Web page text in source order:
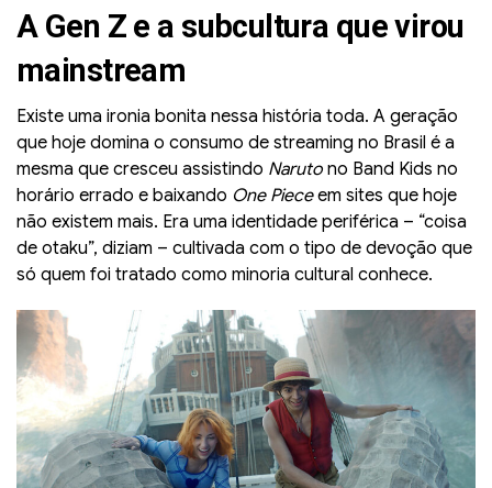
A Gen Z e a subcultura que virou
mainstream
Existe uma ironia bonita nessa história toda. A geração
que hoje domina o consumo de streaming no Brasil é a
mesma que cresceu assistindo Naruto no Band Kids no
horário errado e baixando One Pieceem sites que hoje
não existem mais. Era uma identidade periférica – “coisa
de otaku”, diziam – cultivada com o tipo de devoção que
só quem foi tratado como minoria cultural conhece.